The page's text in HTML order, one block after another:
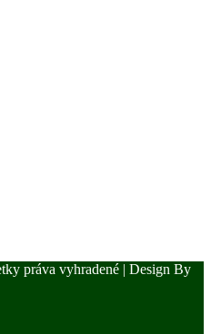
práva vyhradené | Design By